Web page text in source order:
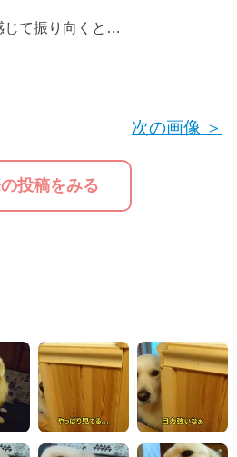
じて振り向くと…
投稿をみる
次の画像 ＞